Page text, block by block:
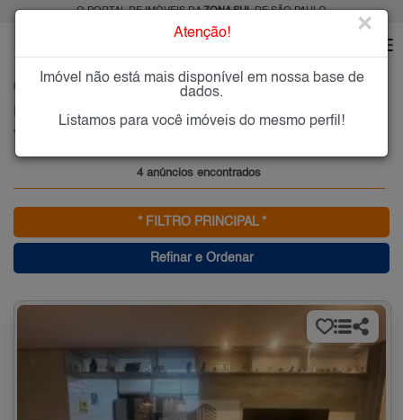
O PORTAL DE IMÓVEIS DAZONA SULDE SÃO PAULO
VILA CARIOCA
Imóveis à Venda na Vila Carioca, Zona Sul de São Paulo
Vila Carioca (Zona Sul), Zona Sul
4 anúncios encontrados
* FILTRO PRINCIPAL *
Refinar e Ordenar
Atenção! ×
Imóvel não está mais disponível em nossa base de
dados.
Listamos para você imóveis do mesmo perfil!